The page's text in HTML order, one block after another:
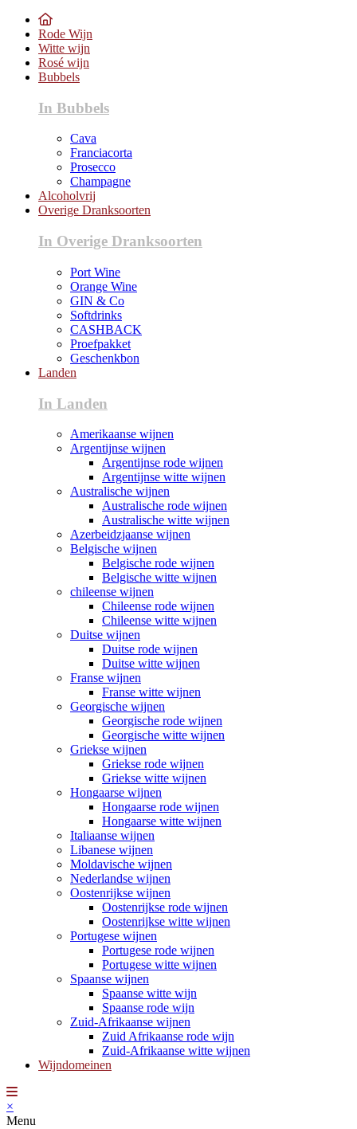
Rode Wijn
Witte wijn
Rosé wijn
Bubbels
In Bubbels
Cava
Franciacorta
Prosecco
Champagne
Alcoholvrij
Overige Dranksoorten
In Overige Dranksoorten
Port Wine
Orange Wine
GIN & Co
Softdrinks
CASHBACK
Proefpakket
Geschenkbon
Landen
In Landen
Amerikaanse wijnen
Argentijnse wijnen
Argentijnse rode wijnen
Argentijnse witte wijnen
Australische wijnen
Australische rode wijnen
Australische witte wijnen
Azerbeidzjaanse wijnen
Belgische wijnen
Belgische rode wijnen
Belgische witte wijnen
chileense wijnen
Chileense rode wijnen
Chileense witte wijnen
Duitse wijnen
Duitse rode wijnen
Duitse witte wijnen
Franse wijnen
Franse witte wijnen
Georgische wijnen
Georgische rode wijnen
Georgische witte wijnen
Griekse wijnen
Griekse rode wijnen
Griekse witte wijnen
Hongaarse wijnen
Hongaarse rode wijnen
Hongaarse witte wijnen
Italiaanse wijnen
Libanese wijnen
Moldavische wijnen
Nederlandse wijnen
Oostenrijkse wijnen
Oostenrijkse rode wijnen
Oostenrijkse witte wijnen
Portugese wijnen
Portugese rode wijnen
Portugese witte wijnen
Spaanse wijnen
Spaanse witte wijn
Spaanse rode wijn
Zuid-Afrikaanse wijnen
Zuid Afrikaanse rode wijn
Zuid-Afrikaanse witte wijnen
Wijndomeinen
×
Menu